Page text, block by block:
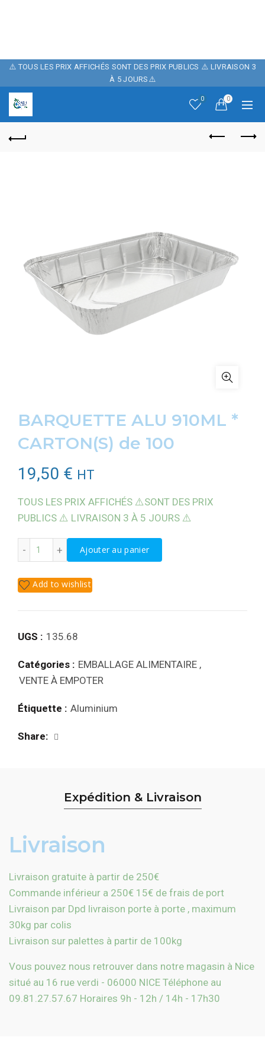
⚠️ TOUS LES PRIX AFFICHÉS SONT DES PRIX PUBLICS ⚠️ LIVRAISON 3
À 5 JOURS⚠️
0 0
BARQUETTE ALU 910ML *
CARTON(S) de 100
19,50 € HT
TOUS LES PRIX AFFICHÉS ⚠️SONT DES PRIX
PUBLICS ⚠️ LIVRAISON 3 À 5 JOURS ⚠️
Ajouter au panier
Add to wishlist
UGS : 135.68
Catégories : EMBALLAGE ALIMENTAIRE ,
VENTE À EMPOTER
Étiquette : Aluminium
Share
Expédition & Livraison
Livraison
Livraison gratuite à partir de 250€
Commande inférieur a 250€ 15€ de frais de port
Livraison par Dpd livraison porte à porte , maximum
30kg par colis
Livraison sur palettes à partir de 100kg
Vous pouvez nous retrouver dans notre magasin à Nice
situé au 16 rue verdi - 06000 NICE Téléphone au
09.81.27.57.67 Horaires 9h - 12h / 14h - 17h30
10% DE REMISE
SUR NOTRE SITE
AVEC LE CODE